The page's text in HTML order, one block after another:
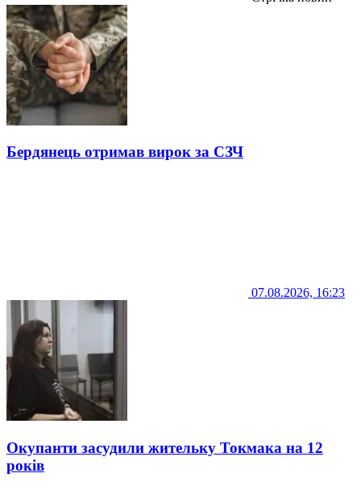
Бердянець отримав вирок за СЗЧ
07.08.2026, 16:23
Окупанти засудили жительку Токмака на 12
років